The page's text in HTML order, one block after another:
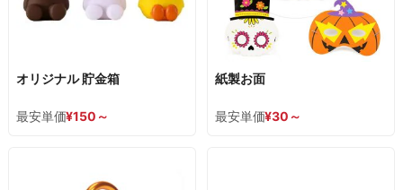
最安単価¥150 ～
オリジナル 貯金箱
最安単価¥30 ～
紙製お面